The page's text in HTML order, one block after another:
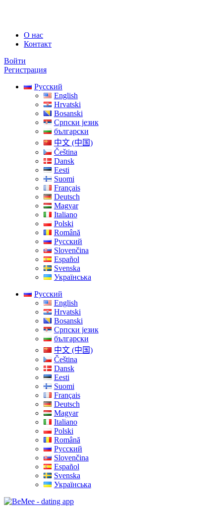
О нас
Контакт
Войти
Регистрация
Русский
English
Hrvatski
Bosanski
Српски језик
български
中文 (中国)
Čeština
Dansk
Eesti
Suomi
Français
Deutsch
Magyar
Italiano
Polski
Română
Русский
Slovenčina
Español
Svenska
Українська
Русский
English
Hrvatski
Bosanski
Српски језик
български
中文 (中国)
Čeština
Dansk
Eesti
Suomi
Français
Deutsch
Magyar
Italiano
Polski
Română
Русский
Slovenčina
Español
Svenska
Українська